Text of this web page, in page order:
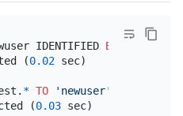
IDENTIFIED BY
(0.02 sec)
* TO 'newuser'
(0.03 sec)